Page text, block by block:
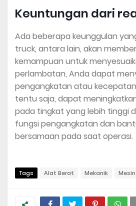
Keuntungan dari
Ada beberapa keunggulan
truck, antara lain, akan
kemampuan untuk
perlambatan, Anda dapat
pengangkatan atau
tentu saja, dapat
pada tingkat yang lebih tinggi
fungsi pengangkatan dan
bersamaan pada saat operasi.
Tags Alat Berat Mekanik Mesin